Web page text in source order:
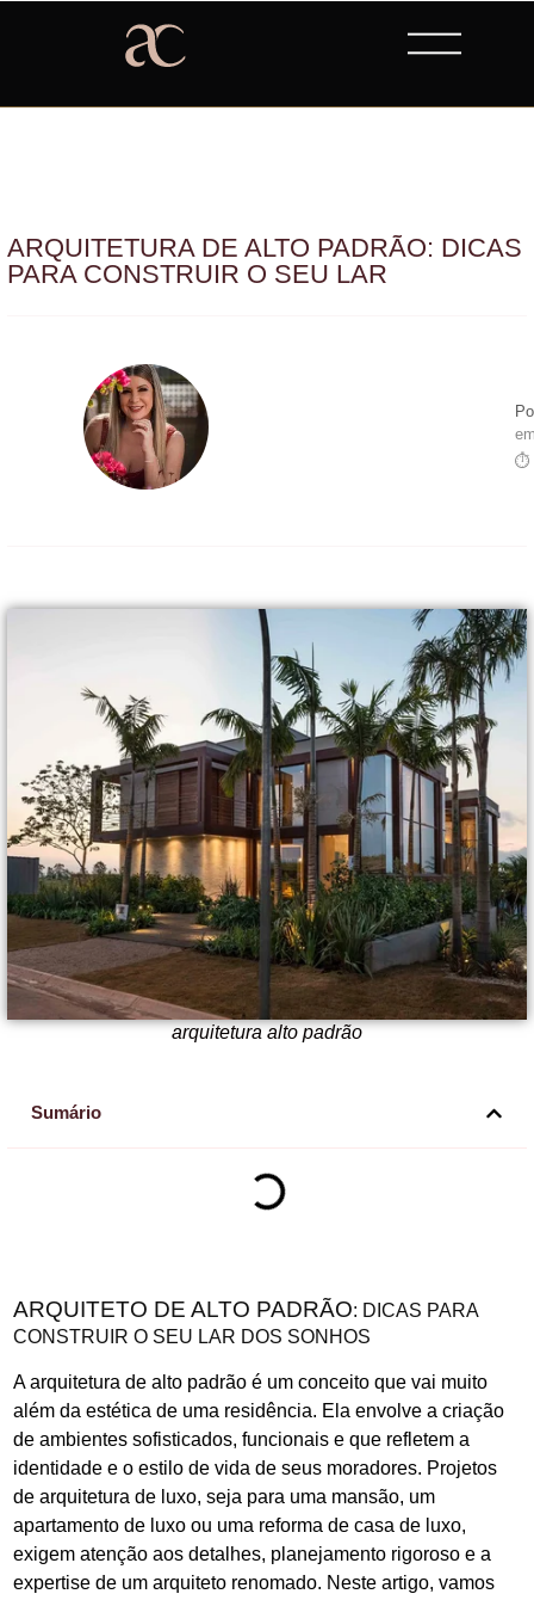
ARQUITETURA DE ALTO PADRÃO: DICAS
PARA CONSTRUIR O SEU LAR
⏱
arquitetura alto padrão
Sumário
ARQUITETO DE ALTO PADRÃO: DICAS PARA
CONSTRUIR O SEU LAR DOS SONHOS
A arquitetura de alto padrão é um conceito que vai muito
além da estética de uma residência. Ela envolve a criação
de ambientes sofisticados, funcionais e que refletem a
identidade e o estilo de vida de seus moradores. Projetos
de arquitetura de luxo, seja para uma mansão, um
apartamento de luxo ou uma reforma de casa de luxo,
exigem atenção aos detalhes, planejamento rigoroso e a
expertise de um arquiteto renomado. Neste artigo, vamos